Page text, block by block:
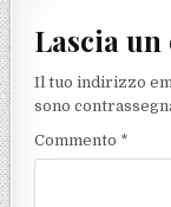
Lascia
Il tuo indirizzo
sono
Commento *